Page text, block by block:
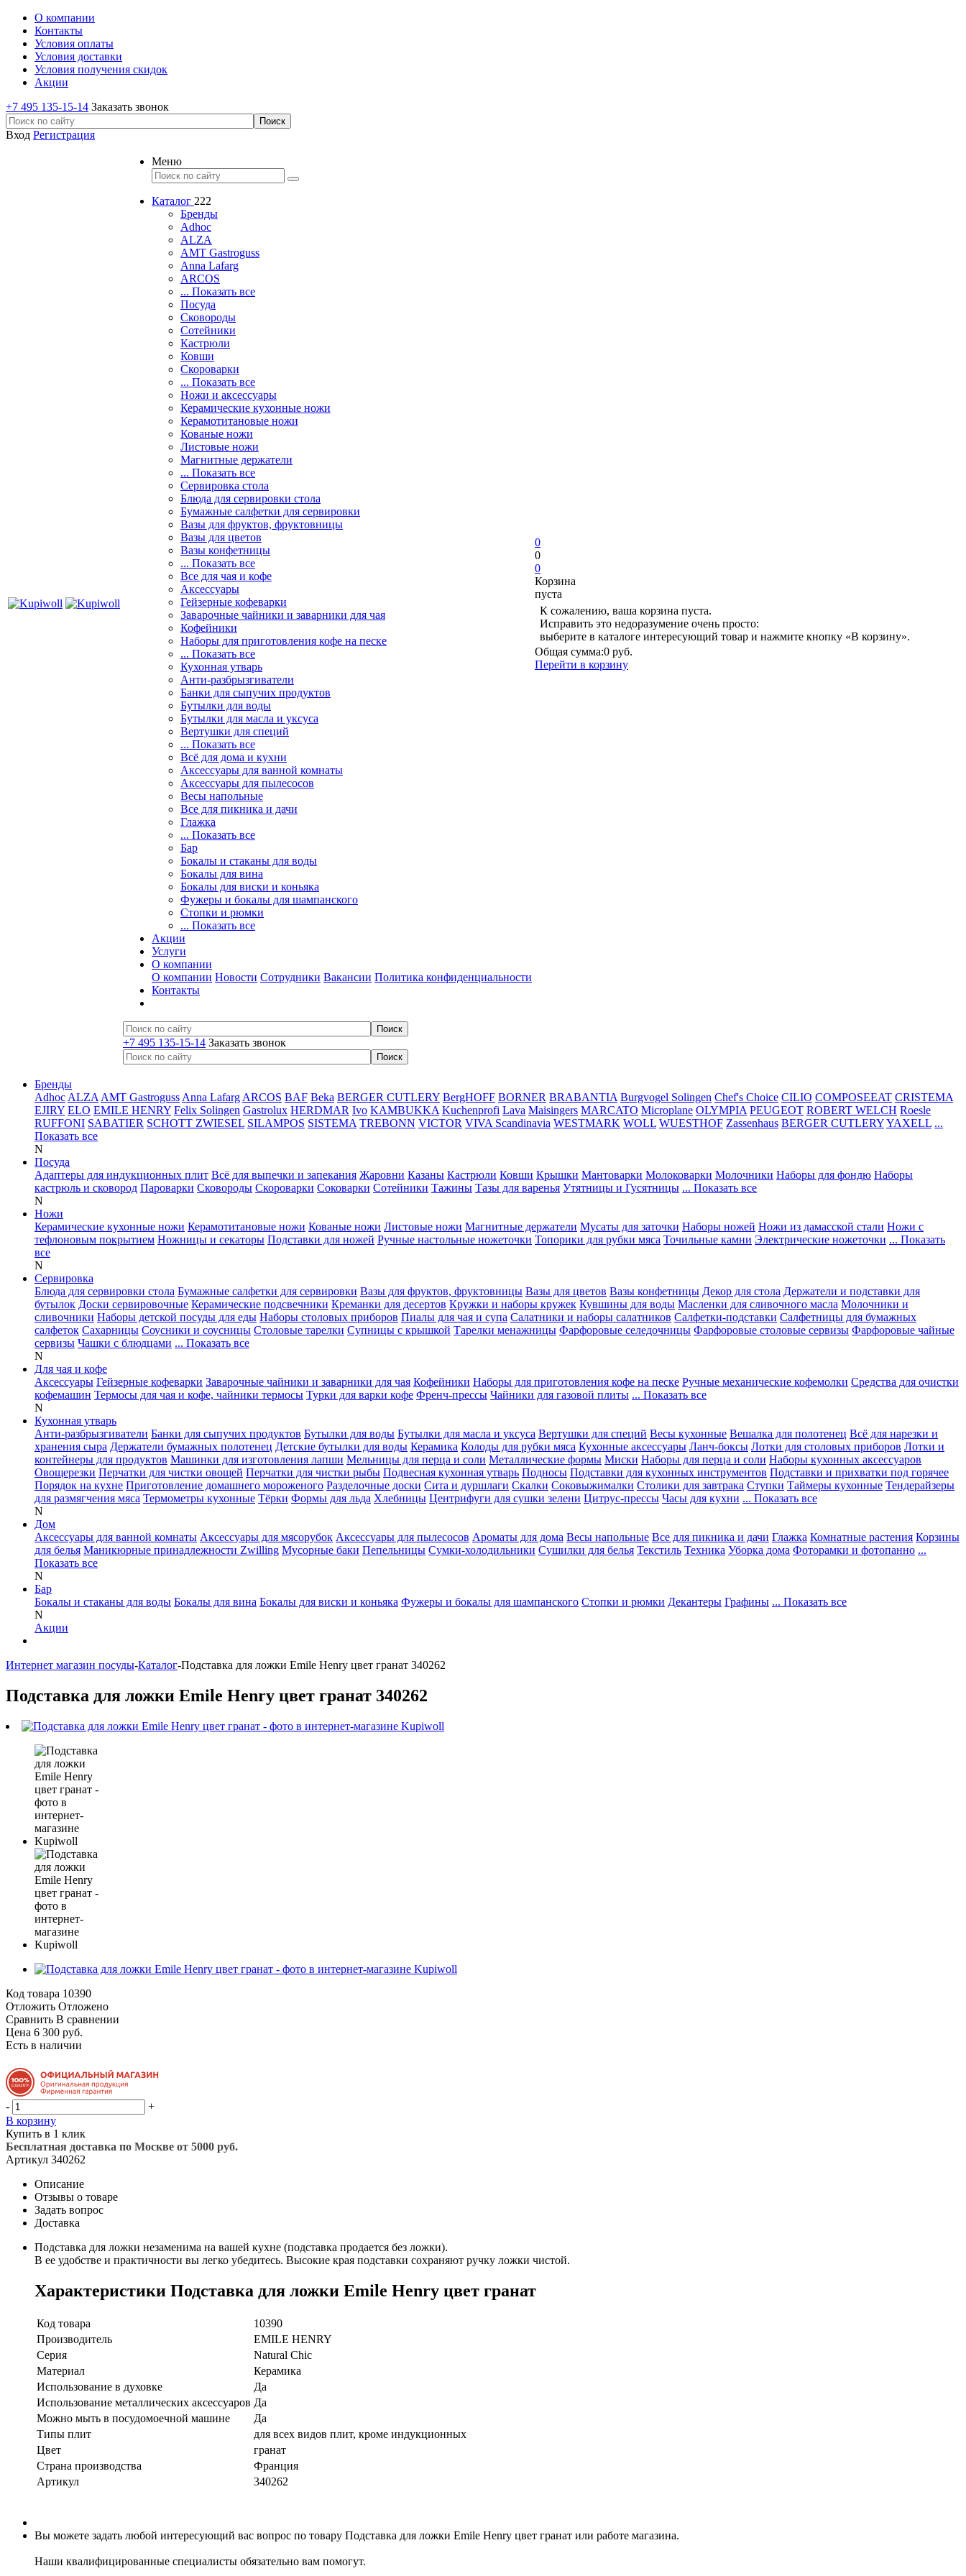
О компании
Контакты
Условия оплаты
Условия доставки
Условия получения скидок
Акции
+7 495 135-15-14 Заказать звонок
Вход Регистрация
Меню
Каталог 222
Бренды
Adhoc
ALZA
AMT Gastroguss
Anna Lafarg
ARCOS
... Показать все
Посуда
Сковороды
Сотейники
Кастрюли
Ковши
Скороварки
... Показать все
Ножи и аксессуары
Керамические кухонные ножи
Керамотитановые ножи
Кованые ножи
Листовые ножи
Магнитные держатели
... Показать все
Сервировка стола
Блюда для сервировки стола
Бумажные салфетки для сервировки
Вазы для фруктов, фруктовницы
Вазы для цветов
Вазы конфетницы
... Показать все
Все для чая и кофе
Аксессуары
Гейзерные кофеварки
Заварочные чайники и заварники для чая
Кофейники
Наборы для приготовления кофе на песке
... Показать все
Кухонная утварь
Анти-разбрызгиватели
Банки для сыпучих продуктов
Бутылки для воды
Бутылки для масла и уксуса
Вертушки для специй
... Показать все
Всё для дома и кухни
Аксессуары для ванной комнаты
Аксессуары для пылесосов
Весы напольные
Все для пикника и дачи
Глажка
... Показать все
Бар
Бокалы и стаканы для воды
Бокалы для вина
Бокалы для виски и коньяка
Фужеры и бокалы для шампанского
Стопки и рюмки
... Показать все
Акции
Услуги
О компании
О компании Новости Сотрудники Вакансии Политика конфиденциальности
Контакты
+7 495 135-15-14 Заказать звонок
0
0
0
Корзина
пуста
К сожалению, ваша корзина пуста.
Исправить это недоразумение очень просто:
выберите в каталоге интересующий товар и нажмите кнопку «В корзину».
Общая сумма:0 руб.
Перейти в корзину
Бренды
Adhoc ALZA AMT Gastroguss Anna Lafarg ARCOS BAF Beka BERGER CUTLERY BergHOFF BORNER BRABANTIA Burgvogel Solingen Chef's Choice CILIO COMPOSEEAT CRISTEMA
EJIRY ELO EMILE HENRY Felix Solingen Gastrolux HERDMAR Ivo KAMBUKKA Kuchenprofi Lava Maisingers MARCATO Microplane OLYMPIA PEUGEOT ROBERT WELCH Roesle
RUFFONI SABATIER SCHOTT ZWIESEL SILAMPOS SISTEMA TREBONN VICTOR VIVA Scandinavia WESTMARK WOLL WUESTHOF Zassenhaus BERGER CUTLERYYAXELL ...
Показать все
N
Посуда
Адаптеры для индукционных плит Всё для выпечки и запекания Жаровни Казаны Кастрюли Ковши Крышки Мантоварки Молоковарки Молочники Наборы для фондю Наборы
кастрюль и сковород Пароварки Сковороды Скороварки Соковарки Сотейники Тажины Тазы для варенья Утятницы и Гусятницы ... Показать все
N
Ножи
Керамические кухонные ножи Керамотитановые ножи Кованые ножи Листовые ножи Магнитные держатели Мусаты для заточки Наборы ножей Ножи из дамасской стали Ножи с
тефлоновым покрытием Ножницы и секаторы Подставки для ножей Ручные настольные ножеточки Топорики для рубки мяса Точильные камни Электрические ножеточки ... Показать
все
N
Сервировка
Блюда для сервировки стола Бумажные салфетки для сервировки Вазы для фруктов, фруктовницы Вазы для цветов Вазы конфетницы Декор для стола Держатели и подставки для
бутылок Доски сервировочные Керамические подсвечники Креманки для десертов Кружки и наборы кружек Кувшины для воды Масленки для сливочного масла Молочники и
сливочники Наборы детской посуды для еды Наборы столовых приборов Пиалы для чая и супа Салатники и наборы салатников Салфетки-подставки Салфетницы для бумажных
салфеток Сахарницы Соусники и соусницы Столовые тарелки Супницы с крышкой Тарелки менажницы Фарфоровые селедочницы Фарфоровые столовые сервизы Фарфоровые чайные
сервизы Чашки с блюдцами ... Показать все
N
Для чая и кофе
Аксессуары Гейзерные кофеварки Заварочные чайники и заварники для чая Кофейники Наборы для приготовления кофе на песке Ручные механические кофемолки Средства для очистки
кофемашин Термосы для чая и кофе, чайники термосы Турки для варки кофе Френч-прессы Чайники для газовой плиты ... Показать все
N
Кухонная утварь
Анти-разбрызгиватели Банки для сыпучих продуктов Бутылки для воды Бутылки для масла и уксуса Вертушки для специй Весы кухонные Вешалка для полотенец Всё для нарезки и
хранения сыра Держатели бумажных полотенец Детские бутылки для воды Керамика Колоды для рубки мяса Кухонные аксессуары Ланч-боксы Лотки для столовых приборов Лотки и
контейнеры для продуктов Машинки для изготовления лапши Мельницы для перца и соли Металлические формы Миски Наборы для перца и соли Наборы кухонных аксессуаров
Овощерезки Перчатки для чистки овощей Перчатки для чистки рыбы Подвесная кухонная утварь Подносы Подставки для кухонных инструментов Подставки и прихватки под горячее
Порядок на кухне Приготовление домашнего мороженого Разделочные доски Сита и дуршлаги Скалки Соковыжималки Столики для завтрака Ступки Таймеры кухонные Тендерайзеры
для размягчения мяса Термометры кухонные Тёрки Формы для льда Хлебницы Центрифуги для сушки зелени Цитрус-прессы Часы для кухни ... Показать все
N
Дом
Аксессуары для ванной комнаты Аксессуары для мясорубок Аксессуары для пылесосов Ароматы для дома Весы напольные Все для пикника и дачи Глажка Комнатные растения Корзины
для белья Маникюрные принадлежности Zwilling Мусорные баки Пепельницы Сумки-холодильники Сушилки для белья Текстиль Техника Уборка дома Фоторамки и фотопанно ...
Показать все
N
Бар
Бокалы и стаканы для воды Бокалы для вина Бокалы для виски и коньяка Фужеры и бокалы для шампанского Стопки и рюмки Декантеры Графины ... Показать все
N
Акции
Интернет магазин посуды-Каталог-Подставка для ложки Emile Henry цвет гранат 340262
Подставка для ложки Emile Henry цвет гранат 340262
Код товара 10390
Отложить Отложено
Сравнить В сравнении
Цена 6 300 руб.
Есть в наличии
-
+
В корзину
Купить в 1 клик
Бесплатная доставка по Москве от 5000 руб.
Артикул 340262
Описание
Отзывы о товаре
Задать вопрос
Доставка
Подставка для ложки незаменима на вашей кухне (подставка продается без ложки).
В ее удобстве и практичности вы легко убедитесь. Высокие края подставки сохраняют ручку ложки чистой.
Характеристики Подставка для ложки Emile Henry цвет гранат
Код товара
10390
Производитель
EMILE HENRY
Серия
Natural Chic
Материал
Керамика
Использование в духовке
Да
Использование металлических аксессуаров Да
Можно мыть в посудомоечной машине
Да
Типы плит
для всех видов плит, кроме индукционных
Цвет
гранат
Страна производства
Франция
Артикул
340262
Вы можете задать любой интересующий вас вопрос по товару Подставка для ложки Emile Henry цвет гранат или работе магазина.
Наши квалифицированные специалисты обязательно вам помогут.